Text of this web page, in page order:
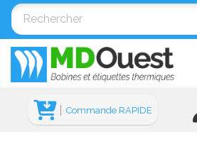
Commande RAPIDE